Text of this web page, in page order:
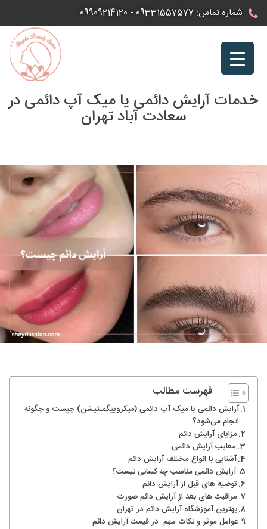
شماره تماس: 09331557577
-
09909214120
خدمات آرایش دائمی یا میک‌ آپ دائمی در
سعادت آباد تهران
فهرست مطالب
آرایش دائمی یا میک‌ آپ دائمی (میکروپیگمنتیشن) چیست و چگونه
انجام می‌شود؟
مزایای آرایش دائم
معایب آرایش دائمی
آشنایی با انواع مختلف آرایش دائم
آرایش دائمی مناسب چه کسانی نیست؟
توصیه های قبل از آرایش دائم
مراقبت های بعد از آرایش دائم صورت
بهترین آموزشگاه آرایش دائم در تهران
عوامل موثر و نکات مهم در قیمت آرایش دائم